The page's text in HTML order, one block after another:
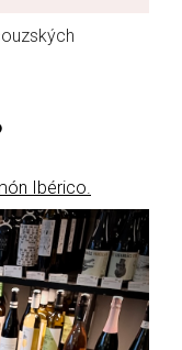
Ibérico.